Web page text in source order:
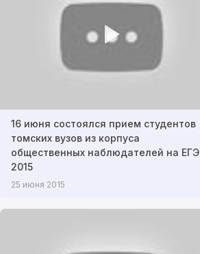
16 июня состоялся прием студентов
томских вузов из корпуса
общественных наблюдателей на ЕГЭ
2015
25 июня 2015